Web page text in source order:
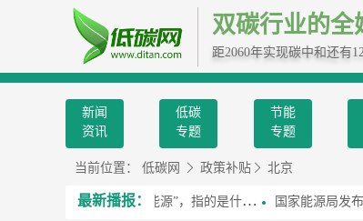
双碳行业的全
距2060年实现碳中和还有
新闻
资讯
低碳
专题
节能
专题
当前位置： 低碳网 政策补贴 北京
最新播报：
平总书记提到的“第五能源”，指的是什么？ 国家能源局发布《中